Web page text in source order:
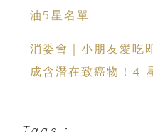
油5星名單
消委會｜小朋友愛吃
成含潛在致癌物！4